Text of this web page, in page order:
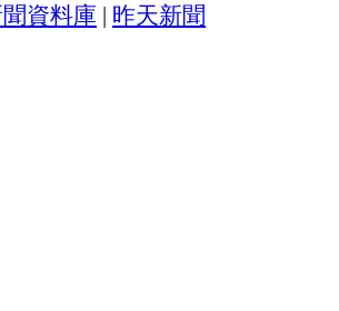
資料庫 昨天新聞